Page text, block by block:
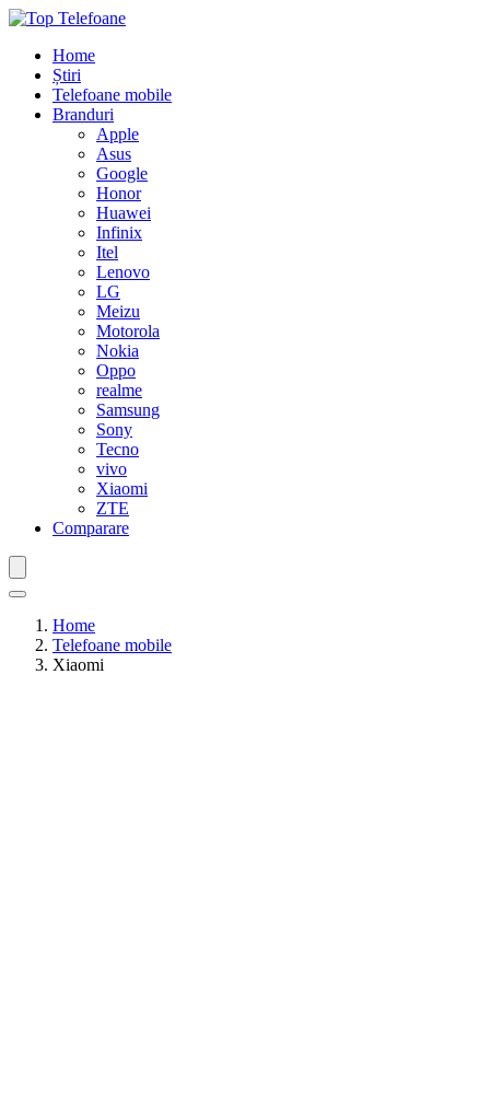
Home
Știri
Telefoane mobile
Branduri
Apple
Asus
Google
Honor
Huawei
Infinix
Itel
Lenovo
LG
Meizu
Motorola
Nokia
Oppo
realme
Samsung
Sony
Tecno
vivo
Xiaomi
ZTE
Comparare
Home
Telefoane mobile
Xiaomi